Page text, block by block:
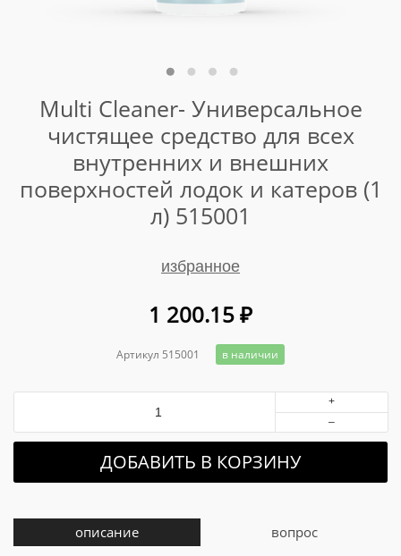
Multi Cleaner- Универсальное
чистящее средство для всех
внутренних и внешних
поверхностей лодок и катеров (1
л) 515001
избранное
1 200.15₽
Артикул 515001 в наличии
+
–
ДОБАВИТЬ В КОРЗИНУ
описание вопрос